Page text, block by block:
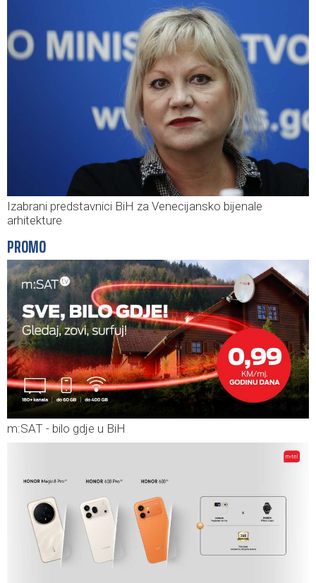
Izabrani predstavnici BiH za Venecijansko bijenale
arhitekture
PROMO
m:SAT - bilo gdje u BiH